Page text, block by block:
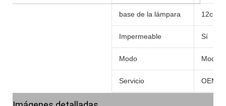
base de la lámpara 12cm
Impermeable Sí
Modo Modo
Servicio OEM